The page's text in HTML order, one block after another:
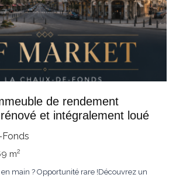
de rendement
et intégralement loué
m2
main ? Opportunité rare !Découvrez un